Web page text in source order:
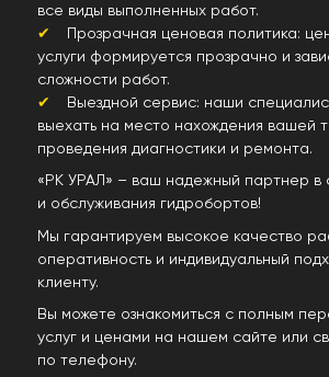
все виды выполненных работ.
Прозрачная ценовая политика:
услуги формируется прозрачно и
сложности работ.
Выездной сервис: наши
выехать на место нахождения вашей
проведения диагностики и ремонта.
«РК УРАЛ» – ваш надежный партнер
и обслуживания гидробортов!
Мы гарантируем высокое качество
оперативность и индивидуальный
клиенту.
Вы можете ознакомиться с полным
услуг и ценами на нашем сайте или
по телефону.